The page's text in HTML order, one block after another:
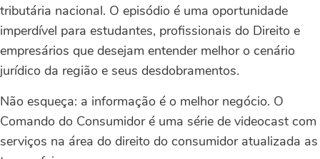
tributária nacional. O episódio é uma oportunidade
imperdível para estudantes, profissionais do Direito e
empresários que desejam entender melhor o cenário
jurídico da região e seus desdobramentos.
Não esqueça: a informação é o melhor negócio. O
Comando do Consumidor é uma série de videocast com
serviços na área do direito do consumidor atualizada as